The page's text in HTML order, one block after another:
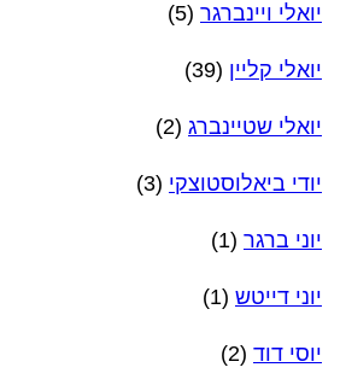
יואלי ויינברגר (5)
יואלי קליין (39)
יואלי שטיינברג (2)
יודי ביאלוסטוצקי (3)
יוני ברגר (1)
יוני דייטש (1)
יוסי דוד (2)